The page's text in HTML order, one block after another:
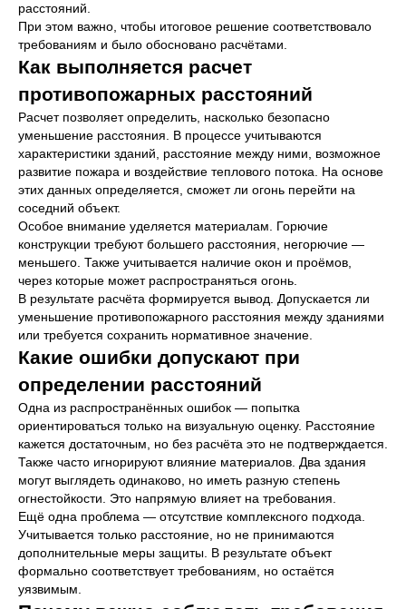
расстояний.
При этом важно, чтобы итоговое решение соответствовало
требованиям и было обосновано расчётами.
Как выполняется расчет
противопожарных расстояний
Расчет позволяет определить, насколько безопасно
уменьшение расстояния. В процессе учитываются
характеристики зданий, расстояние между ними, возможное
развитие пожара и воздействие теплового потока. На основе
этих данных определяется, сможет ли огонь перейти на
соседний объект.
Особое внимание уделяется материалам. Горючие
конструкции требуют большего расстояния, негорючие —
меньшего. Также учитывается наличие окон и проёмов,
через которые может распространяться огонь.
В результате расчёта формируется вывод. Допускается ли
уменьшение противопожарного расстояния между зданиями
или требуется сохранить нормативное значение.
Какие ошибки допускают при
определении расстояний
Одна из распространённых ошибок — попытка
ориентироваться только на визуальную оценку. Расстояние
кажется достаточным, но без расчёта это не подтверждается.
Также часто игнорируют влияние материалов. Два здания
могут выглядеть одинаково, но иметь разную степень
огнестойкости. Это напрямую влияет на требования.
Ещё одна проблема — отсутствие комплексного подхода.
Учитывается только расстояние, но не принимаются
дополнительные меры защиты. В результате объект
формально соответствует требованиям, но остаётся
уязвимым.
СВЯЖИТЕСЬ С НАМИ
И РАССКАЖИТЕ О СВОИХ
ЗАДАЧАХ
Выберите любой удобный способ связи:
телефон, почту, мессенджер или заполните
форму обратной связи.